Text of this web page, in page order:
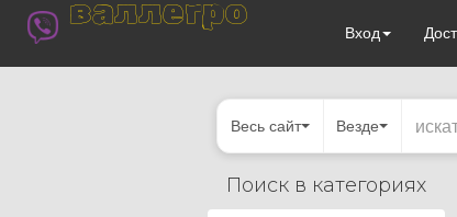
валлегро
Вход
Весь сайт Везде
Поиск в категориях